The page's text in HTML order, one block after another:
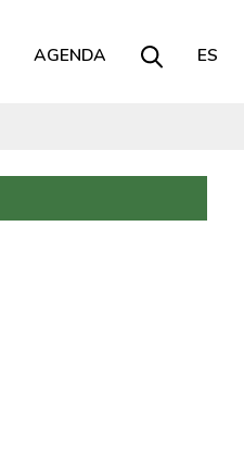
AGENDA ES